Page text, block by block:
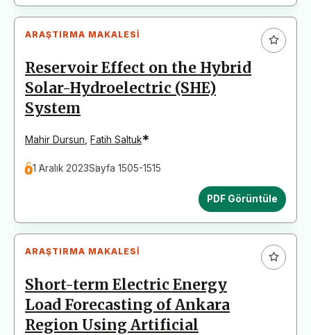
ARAŞTIRMA MAKALESI
Reservoir Effect on the Hybrid
Solar-Hydroelectric (SHE)
System
Mahir Dursun Fatih Saltuk*
1 Aralık 2023Sayfa 1505-1515
PDF Görüntüle
ARAŞTIRMA MAKALESI
Short-term Electric Energy
Load Forecasting of Ankara
Region Using Artificial